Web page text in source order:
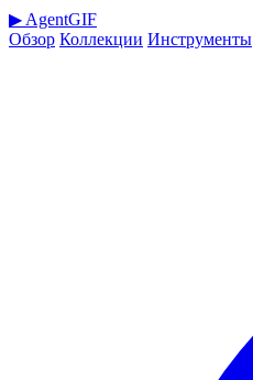
▶ AgentGIF
Обзор Коллекции Инструменты